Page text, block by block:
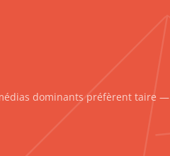
dominants préfèrent taire —